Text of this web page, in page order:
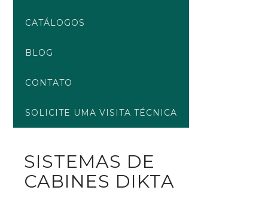
CATÁLOGOS
BLOG
CONTATO
SOLICITE UMA VISITA TÉCNICA
SISTEMAS DE
CABINES DIKTA